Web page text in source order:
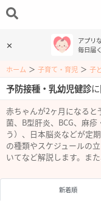
✕
アプリ
毎日届
ホーム ＞ 子育て・育児 ＞ 子
予防接種・乳幼児健診
赤ちゃんが2ヶ月になる
菌、B型肝炎、BCG、麻
う）、日本脳炎などが定
の種類やスケジュールの
いてなど解説します。ま
新着順